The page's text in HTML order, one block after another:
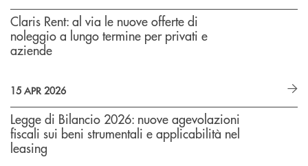
Claris Rent: al via le nuove offerte di
noleggio a lungo termine per privati e
aziende
15 APR 2026
Legge di Bilancio 2026: nuove agevolazioni
fiscali sui beni strumentali e applicabilità nel
leasing